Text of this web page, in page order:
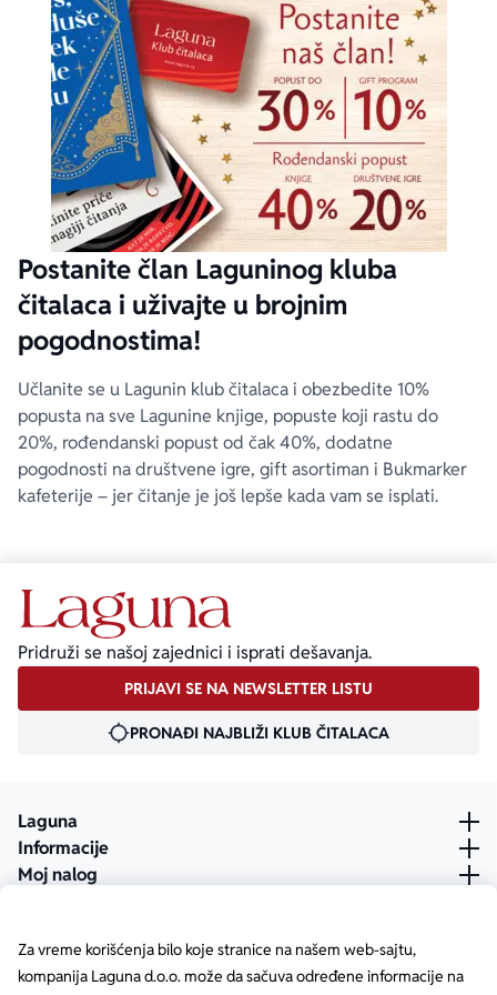
Za vreme korišćenja bilo koje stranice na našem web-sajtu,
kompanija Laguna d.o.o. može da sačuva određene informacije na
Postanite član Laguninog kluba
čitalaca i uživajte u brojnim
pogodnostima!
Učlanite se u Lagunin klub čitalaca i obezbedite 10%
popusta na sve Lagunine knjige, popuste koji rastu do
20%, rođendanski popust od čak 40%, dodatne
pogodnosti na društvene igre, gift asortiman i Bukmarker
kafeterije – jer čitanje je još lepše kada vam se isplati.
Pridruži se našoj zajednici i isprati dešavanja.
PRIJAVI SE NA NEWSLETTER LISTU
PRONAĐI NAJBLIŽI KLUB ČITALACA
Laguna
Informacije
Moj nalog